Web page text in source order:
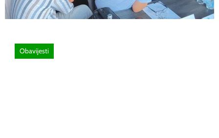
Obavijesti